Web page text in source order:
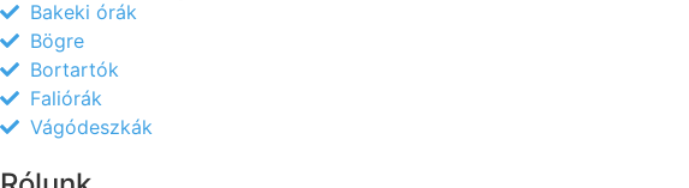
Bakeki órák
Bögre
Bortartók
Faliórák
Vágódeszkák